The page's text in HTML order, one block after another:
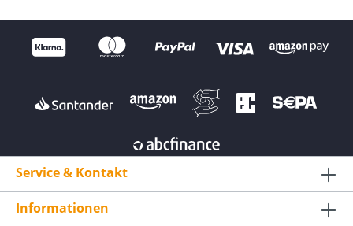
Service & Kontakt
Informationen